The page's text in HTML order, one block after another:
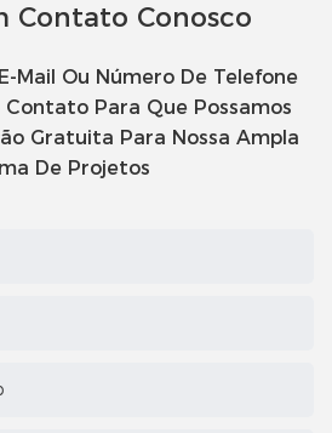
Contato Conosco
Mail Ou Número De Telefone
Contato Para Que Possamos
Gratuita Para Nossa Ampla
De Projetos